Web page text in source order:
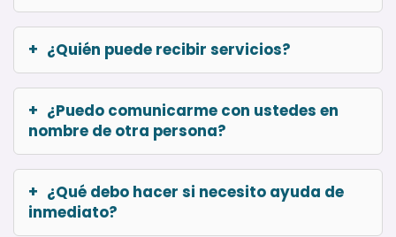
¿Quién puede recibir servicios?
¿Puedo comunicarme con ustedes en
nombre de otra persona?
¿Qué debo hacer si necesito ayuda de
inmediato?